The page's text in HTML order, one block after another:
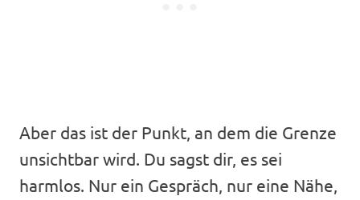
Aber das ist der Punkt, an dem die Grenze
unsichtbar wird. Du sagst dir, es sei
harmlos. Nur ein Gespräch, nur eine Nähe,